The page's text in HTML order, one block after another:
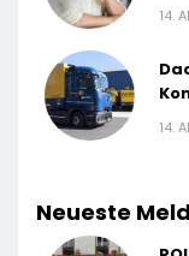
14.
14.
Neueste